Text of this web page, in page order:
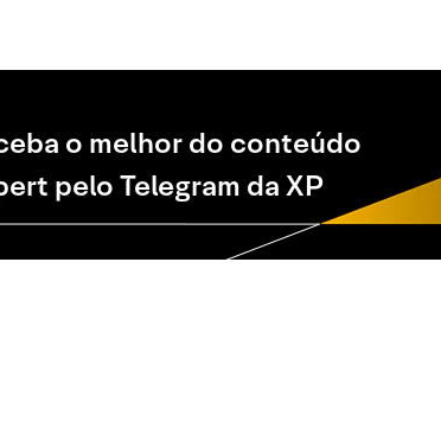
o melhor do conteúdo
pelo Telegram da XP